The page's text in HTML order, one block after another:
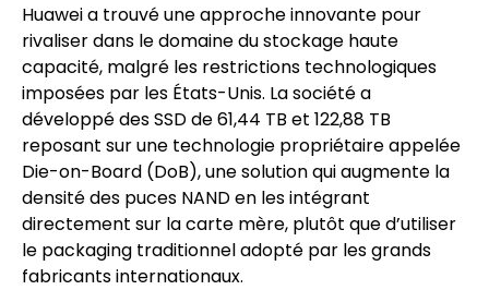
Huawei a trouvé une approche innovante pour
rivaliser dans le domaine du stockage haute
capacité, malgré les restrictions technologiques
imposées par les États-Unis. La société a
développé des SSD de 61,44 TB et 122,88 TB
reposant sur une technologie propriétaire appelée
Die-on-Board (DoB), une solution qui augmente la
densité des puces NAND en les intégrant
directement sur la carte mère, plutôt que d’utiliser
le packaging traditionnel adopté par les grands
fabricants internationaux.